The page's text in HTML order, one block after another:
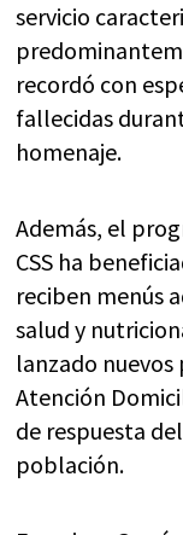
servicio
recordó con
fallecidas
homenaje.
Además, el
CSS ha
reciben menús
salud y
lanzado
Atención
de respuesta
población.